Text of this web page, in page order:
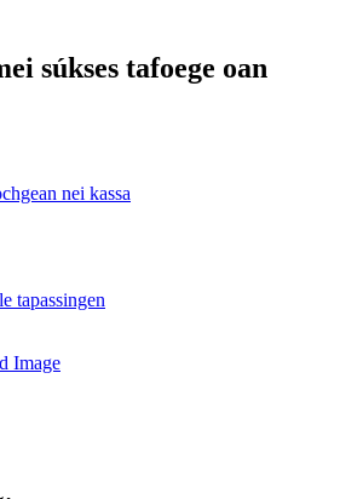
súkses tafoege oan
nei kassa
tapassingen